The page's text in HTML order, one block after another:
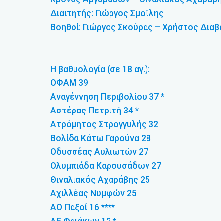
Διαιτητής: Γιώργος Σμοϊλης
Βοηθοί: Γιώργος Σκούρας – Χρήστος
Η βαθμολογία (σε 18 αγ.):
ΟΦΑΜ 39
Αναγέννηση Περιβολίου 37 *
Αστέρας Πετριτή 34 *
Ατρόμητος Στρογγυλής 32
Βολίδα Κάτω Γαρούνα 28
Οδυσσέας Αυλιωτών 27
Ολυμπιάδα Καρουσάδων 27
Θιναλιακός Αχαράβης 25
Αχιλλέας Νυμφών 25
ΑΟ Παξοί 16 ****